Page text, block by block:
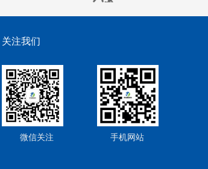
关注我们
微信关注 手机网站